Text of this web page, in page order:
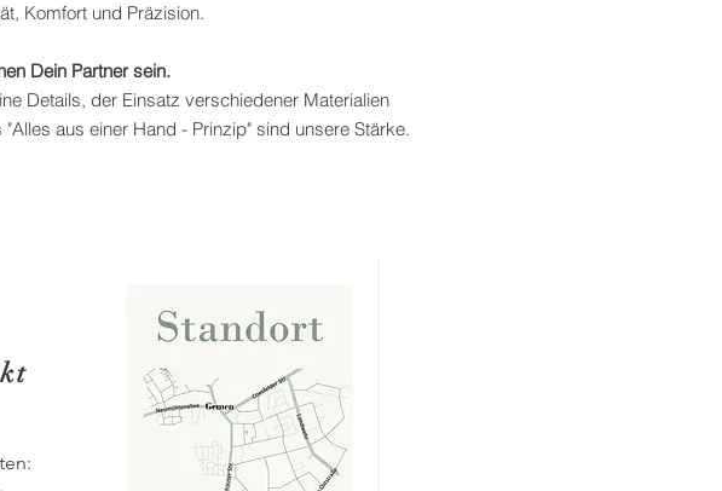
Komfort und Präzision.
Dein Partner sein.
Details, der Einsatz verschiedener Materialien
"Alles aus einer Hand - Prinzip" sind unsere Stärke.